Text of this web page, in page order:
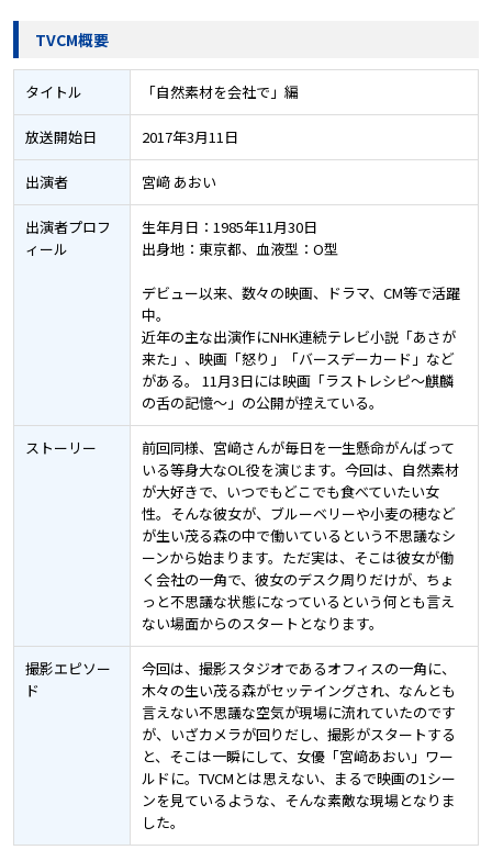
TVCM概要
タイトル 「自然素材を会社で」編
放送開始日 2017年3月11日
出演者 宮﨑 あおい
出演者プロフ
ィール
生年月日：1985年11月30日
出身地：東京都、血液型：O型
デビュー以来、数々の映画、ドラマ、CM等で活躍
中。
近年の主な出演作にNHK連続テレビ小説「あさが
来た」、映画「怒り」「バースデーカード」など
がある。 11月3日には映画「ラストレシピ～麒麟
の舌の記憶～」の公開が控えている。
ストーリー
前回同様、宮﨑さんが毎日を一生懸命がんばって
いる等身大なOL役を演じます。今回は、自然素材
が大好きで、いつでもどこでも食べていたい女
性。そんな彼女が、ブルーベリーや小麦の穂など
が生い茂る森の中で働いているという不思議なシ
ーンから始まります。ただ実は、そこは彼女が働
く会社の一角で、彼女のデスク周りだけが、ちょ
っと不思議な状態になっているという何とも言え
ない場面からのスタートとなります。
撮影エピソー
ド
今回は、撮影スタジオであるオフィスの一角に、
木々の生い茂る森がセッテイングされ、なんとも
言えない不思議な空気が現場に流れていたのです
が、いざカメラが回りだし、撮影がスタートする
と、そこは一瞬にして、女優「宮﨑あおい」ワー
ルドに。TVCMとは思えない、まるで映画の1シー
ンを見ているような、そんな素敵な現場となりま
した。